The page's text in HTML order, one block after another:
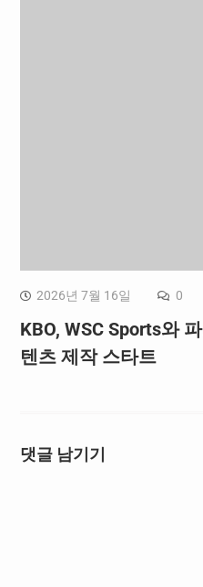
2026년 7월 16일 0
KBO, WSC Sports와
텐츠 제작 스타트
댓글 남기기